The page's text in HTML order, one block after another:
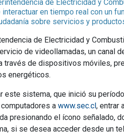
de Electricidad y
en tiempo real con un
sobre servicios y
de Electricidad y
de videollamadas, un canal
través de dispositivos móviles,
energéticos.
este sistema, que inició su
a www.sec.cl, entrar
presionando el ícono señalado,
si se desea acceder desde un